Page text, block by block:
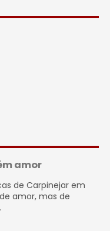
amor
de Carpinejar em
amor, mas de